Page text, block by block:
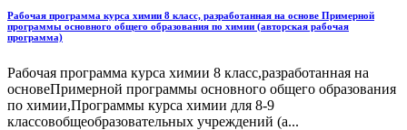
Рабочая программа курса химии 8 класс, разработанная на основе Примерной
программы основного общего образования по химии (авторская рабочая
программа)
Рабочая программа курса химии 8 класс,разработанная на
основеПримерной программы основного общего образования
по химии,Программы курса химии для 8-9
классовобщеобразовательных учреждений (а...